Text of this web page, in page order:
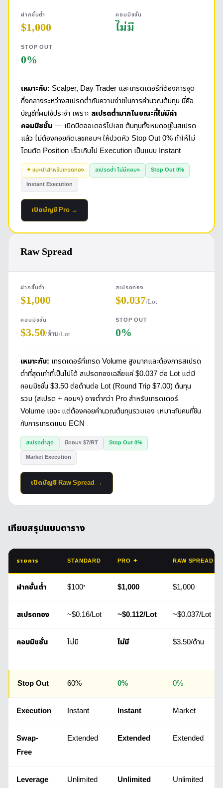
ฝากขั้นต่ำ
$1,000
คอมมิชชั่น
ไม่มี
STOP OUT
0%
เหมาะกับ: Scalper, Day Trader และเทรดเดอร์ที่ต้องการจุด
กึ่งกลางระหว่างสเปรดต่ำกับความง่ายในการคำนวณต้นทุน นี่คือ
บัญชีที่ผมใช้ประจำ เพราะ สเปรดต่ำมากในขณะที่ไม่มีค่า
คอมมิชชั่น — เปิดปิดออเดอร์ไปเลย ต้นทุนทั้งหมดอยู่ในสเปรด
แล้ว ไม่ต้องคอยคิดเลขคอมฯ ให้ปวดหัว Stop Out 0% ทำให้ไม่
โดนตัด Position เร็วเกินไป Execution เป็นแบบ Instant
✦ แนะนำสำหรับเทรดทอง สเปรดต่ำ ไม่มีคอมฯ
Stop Out 0%
Instant Execution
เปิดบัญชี Pro →
Raw Spread
ฝากขั้นต่ำ
$1,000
สเปรดทอง
$0.037/Lot
คอมมิชชั่น
$3.50/ด้าน/Lot
STOP OUT
0%
เหมาะกับ: เทรดเดอร์ที่เทรด Volume สูงมากและต้องการสเปรด
ต่ำที่สุดเท่าที่เป็นไปได้ สเปรดทองเฉลี่ยแค่ $0.037 ต่อ Lot แต่มี
คอมมิชชั่น $3.50 ต่อด้านต่อ Lot (Round Trip $7.00) ต้นทุน
รวม (สเปรด + คอมฯ) อาจต่ำกว่า Pro สำหรับเทรดเดอร์
Volume เยอะ แต่ต้องคอยคำนวณต้นทุนรวมเอง เหมาะกับคนที่ชิน
กับการเทรดแบบ ECN
สเปรดต่ำสุด มีคอมฯ $7/RT
Stop Out 0%
Market Execution
เปิดบัญชี Raw Spread →
เทียบสรุปแบบตาราง
รายการ STANDARD PRO ✦ RAW SPREAD
ฝากขั้นต่ำ $100* $1,000 $1,000
สเปรดทอง ~$0.16/Lot ~$0.112/Lot ~$0.037/Lot
คอมมิชชั่น ไม่มี ไม่มี $3.50/ด้าน
Stop Out 60% 0% 0%
Execution Instant Instant Market
Swap-
Free
Extended Extended Extended
Leverage
Unlimited Unlimited Unlimited